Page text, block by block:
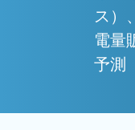
ス）
電量
予測